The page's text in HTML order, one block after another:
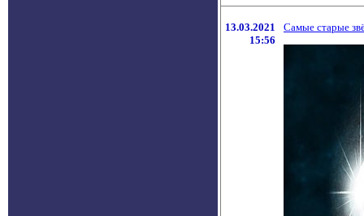
13.03.2021
15:56
Самые старые